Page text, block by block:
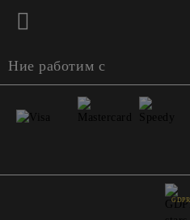
Ние работим с
GDPR